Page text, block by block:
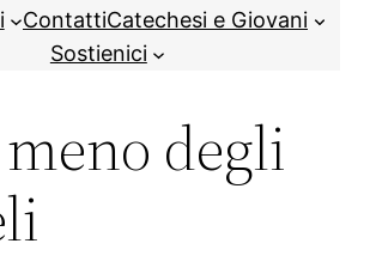
ContattiCatechesi e Giovani
Sostienici
degli